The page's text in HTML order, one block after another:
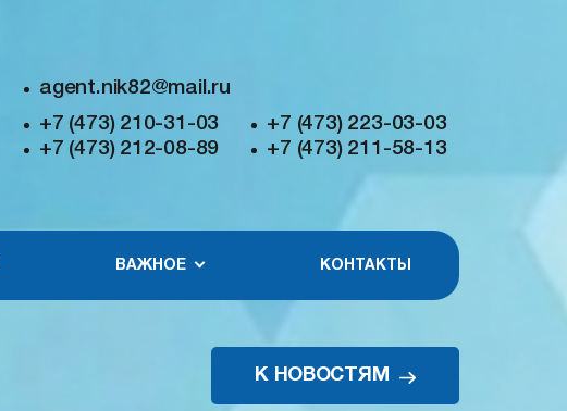
agent.nik82@mail.ru
+7 (473) 210-31-03
+7 (473) 223-03-03
+7 (473) 212-08-89
+7 (473) 211-58-13
ВАЖНОЕ КОНТАКТЫ
К НОВОСТЯМ